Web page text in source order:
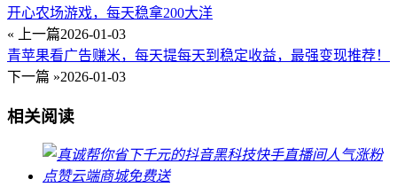
开心农场游戏，每天稳拿200大洋
« 上一篇2026-01-03
青苹果看广告赚米，每天提每天到稳定收益，最强变现推荐！
下一篇 »2026-01-03
相关阅读